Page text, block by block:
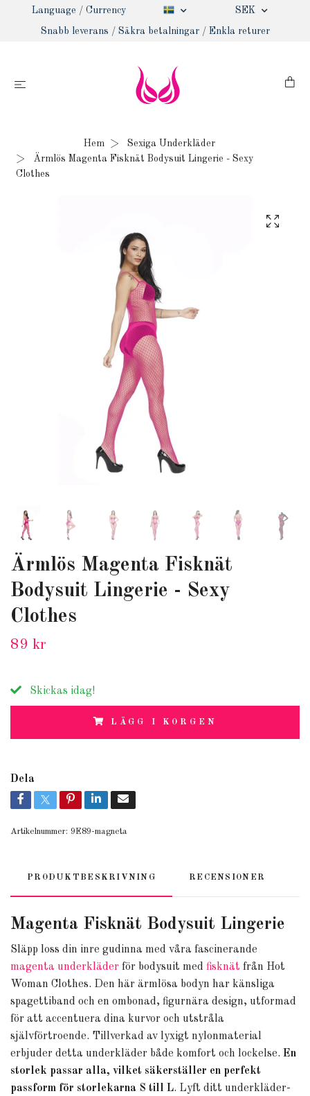
Language / Currency SEK
Snabb leverans / Säkra betalningar / Enkla returer
Hem
Sexiga Underkläder
Ärmlös Magenta Fisknät Bodysuit Lingerie - Sexy
Clothes
Ärmlös Magenta Fisknät
Bodysuit Lingerie - Sexy
Clothes
89 kr
Skickas idag!
LÄGG I KORGEN
Dela
Artikelnummer: 9E89-magneta
PRODUKTBESKRIVNING RECENSIONER
Magenta Fisknät Bodysuit Lingerie
Släpp loss din inre gudinna med våra fascinerande
magenta underkläder för bodysuit med fisknät från Hot
Woman Clothes. Den här ärmlösa bodyn har känsliga
spagettiband och en ombonad, figurnära design, utformad
för att accentuera dina kurvor och utstråla
självförtroende. Tillverkad av lyxigt nylonmaterial
erbjuder detta underkläder både komfort och lockelse. En
storlek passar alla, vilket säkerställer en perfekt
passform för storlekarna S till L. Lyft ditt underkläder-